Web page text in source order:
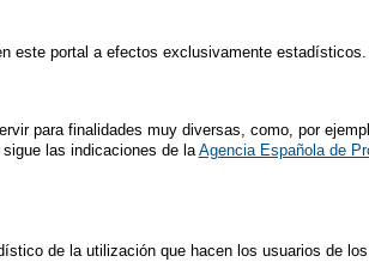
este portal a efectos exclusivamente estadísticos.
para finalidades muy diversas, como, por
las indicaciones de laAgencia Española de
de la utilización que hacen los usuarios de